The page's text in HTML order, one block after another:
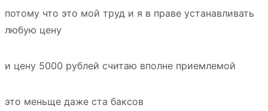
потому что это мой труд и я в праве устанавливать
любую цену
и цену 5000 рублей считаю вполне приемлемой
это меньще даже ста баксов